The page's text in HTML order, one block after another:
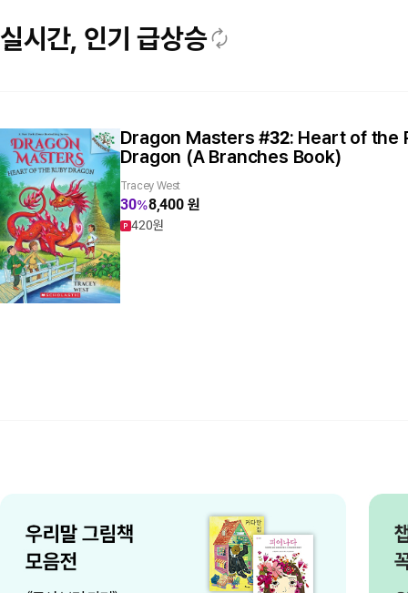
실시간, 인기 급상승
Dragon Masters #32: Heart of the
Dragon (A Branches Book)
Tracey West
30%8,400 원
420원
Hotdog! 시리즈 페이퍼백 4종 세트:
StoryPlus QR음원
Anh Do
30%31,200원
1,560원
Holes
Louis Sachar
53%6,400
130원
How to Steal a Dog
Barbara O'Connor
48%7,000
140원
Storey Treehouse 13-169층 페이퍼
박스 세트 (QR음원 제공) : 포스터 증정
Andy Griffiths
76%60,000원
600원
The Odyssey (Puffin Classics)
Geraldine McCaughrean
52%8,700
90원
The Lemonade War #1: The
War
Jacqueline Davies
56%7,000 원
140원
The Wayside School 페이퍼백 4종 박
트
Louis Sachar
55%26,700원
270원
When You Trap a Tiger
Tae Keller
52%6,500
130원
Mercy Watson 페이퍼백 6종 세트
Kate Dicamillo
73%17,000
170원